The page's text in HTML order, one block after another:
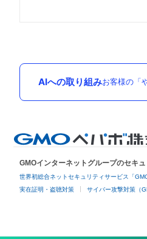
AIへの取り組みお客様の「
GMOインターネットグループのセキ
世界初総合ネットセキュリティサービス「
実在証明・盗聴対策 サイバー攻撃対策（